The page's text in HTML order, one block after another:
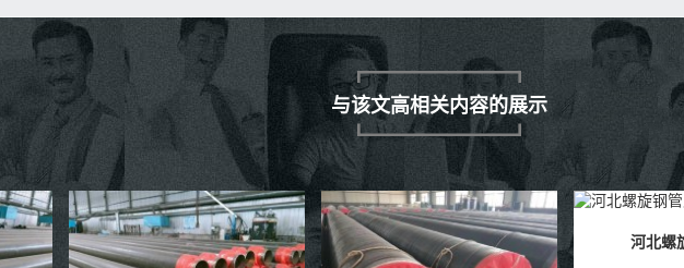
与该文高相关内容的展示
河北螺旋钢管厂家 大口